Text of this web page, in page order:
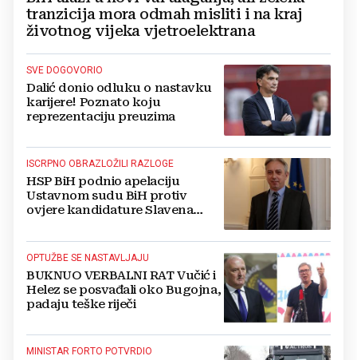
tranzicija mora odmah misliti i na kraj
životnog vijeka vjetroelektrana
SVE DOGOVORIO
Dalić donio odluku o nastavku
karijere! Poznato koju
reprezentaciju preuzima
ISCRPNO OBRAZLOŽILI RAZLOGE
HSP BiH podnio apelaciju
Ustavnom sudu BiH protiv
ovjere kandidature Slavena
OPTUŽBE SE NASTAVLJAJU
BUKNUO VERBALNI RAT Vučić i
Helez se posvađali oko Bugojna,
padaju teške riječi
MINISTAR FORTO POTVRDIO